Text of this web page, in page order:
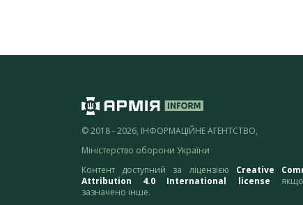
© 2018 - 2026, ІНФОРМАЦІЙНЕ АГЕНТСТВО,
Міністерство оборони України
Контент доступний за ліцензією Creative
Attribution 4.0 International license
зазначено інше.